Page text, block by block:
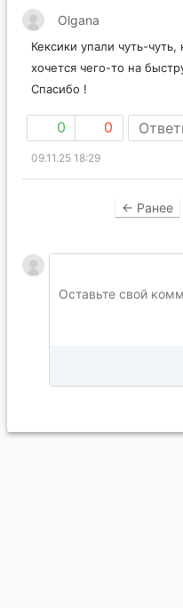
Olgana
Кексики упали чуть-
хочется чего-то на
Спасибо !
0 0
09.11.25 18:29
← Ранее